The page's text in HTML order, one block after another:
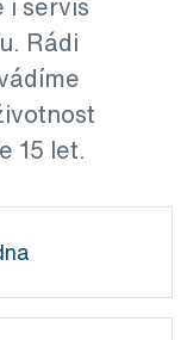
Rádi
15 let.